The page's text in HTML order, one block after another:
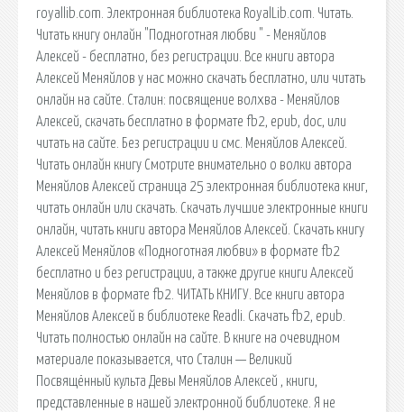
royallib.com. Электронная библиотека RoyalLib.com. Читать.
Читать книгу онлайн "Подноготная любви " - Меняйлов
Алексей - бесплатно, без регистрации. Все книги автора
Алексей Меняйлов у нас можно скачать бесплатно, или читать
онлайн на сайте. Сталин: посвящение волхва - Меняйлов
Алексей, скачать бесплатно в формате fb2, epub, doc, или
читать на сайте. Без регистрации и смс. Меняйлов Алексей.
Читать онлайн книгу Смотрите внимательно о волки автора
Меняйлов Алексей страница 25 электронная библиотека книг,
читать онлайн или скачать. Скачать лучшие электронные книги
онлайн, читать книги автора Меняйлов Алексей. Скачать книгу
Алексей Меняйлов «Подноготная любви» в формате fb2
бесплатно и без регистрации, а также другие книги Алексей
Меняйлов в формате fb2. ЧИТАТЬ КНИГУ. Все книги автора
Меняйлов Алексей в библиотеке Readli. Скачать fb2, epub.
Читать полностью онлайн на сайте. В книге на очевидном
материале показывается, что Сталин — Великий
Посвящённый культа Девы Меняйлов Алексей , книги,
представленные в нашей электронной библиотеке. Я не